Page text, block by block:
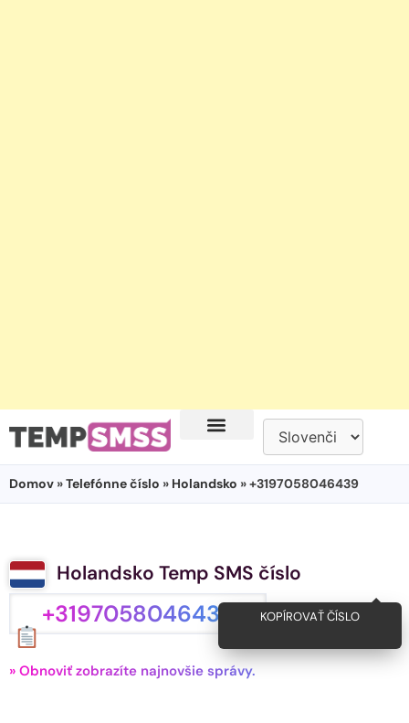
Domov »Telefónne číslo » Holandsko » +3197058046439
Holandsko Temp SMS číslo
+3197058046439 KOPÍROVAŤ ČÍSLO
» Obnoviť zobrazíte najnovšie správy.